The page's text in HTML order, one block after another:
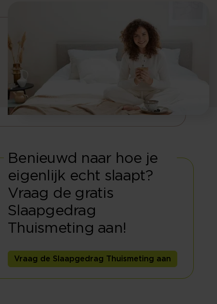
Benieuwd naar hoe je
eigenlijk echt slaapt?
Vraag de gratis
Slaapgedrag
Thuismeting aan!
Vraag de Slaapgedrag Thuismeting aan